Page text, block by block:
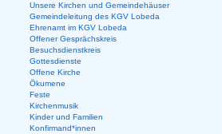
Unsere Kirchen und Gemeindehäuser
Gemeindeleitung des KGV Lobeda
Ehrenamt im KGV Lobeda
Offener Gesprächskreis
Besuchsdienstkreis
Gottesdienste
Offene Kirche
Ökumene
Feste
Kirchenmusik
Kinder und Familien
Konfirmand*innen